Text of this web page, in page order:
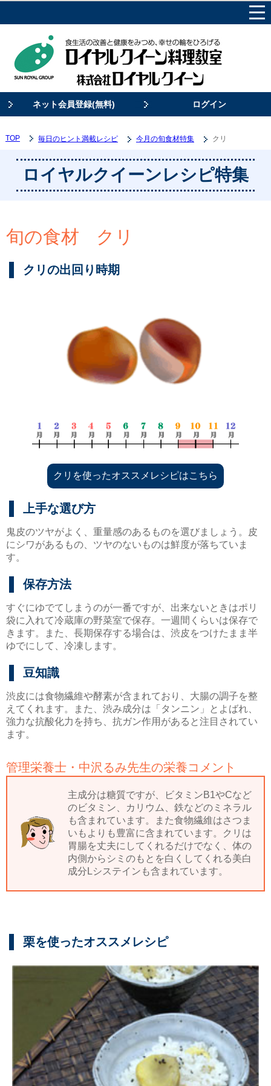
ログイン
ネット会員登録(無料)
TOP 毎日のヒント満載レシピ 今月の旬食材特集 クリ
ロイヤルクイーンレシピ特集
旬の食材 クリ
クリの出回り時期
クリを使ったオススメレシピはこちら
上手な選び方
鬼皮のツヤがよく、重量感のあるものを選びましょう。皮
にシワがあるもの、ツヤのないものは鮮度が落ちていま
す。
保存方法
すぐにゆでてしまうのが一番ですが、出来ないときはポリ
袋に入れて冷蔵庫の野菜室で保存。一週間くらいは保存で
きます。また、長期保存する場合は、渋皮をつけたまま半
ゆでにして、冷凍します。
豆知識
渋皮には食物繊維や酵素が含まれており、大腸の調子を整
えてくれます。また、渋み成分は「タンニン」とよばれ、
強力な抗酸化力を持ち、抗ガン作用があると注目されてい
ます。
管理栄養士・中沢るみ先生の栄養コメント
主成分は糖質ですが、ビタミンB1やCなど
のビタミン、カリウム、鉄などのミネラル
も含まれています。また食物繊維はさつま
いもよりも豊富に含まれています。クリは
胃腸を丈夫にしてくれるだけでなく、体の
内側からシミのもとを白くしてくれる美白
成分Lシステインも含まれています。
栗を使ったオススメレシピ